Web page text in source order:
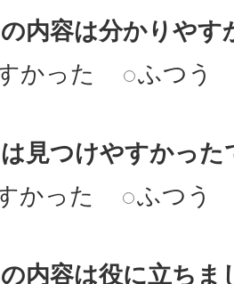
内容は分かりやす
かった
ふつう
見つけやすかった
かった
ふつう
内容は役に立ちま